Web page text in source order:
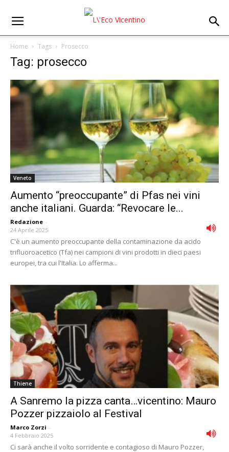
Home Tags Prosecco
Tag: prosecco
Veneto
Aumento “preoccupante” di Pfas nei vini
anche italiani. Guarda: “Revocare le...
Redazione -
24 Aprile 2025
C'è un aumento preoccupante della contaminazione da acido
trifluoroacetico (Tfa) nei campioni di vini prodotti in dieci paesi
europei, tra cui l'Italia. Lo afferma...
Thiene
A Sanremo la pizza canta…vicentino: Mauro
Pozzer pizzaiolo al Festival
Marco Zorzi -
4 Febbraio 2025
Ci sarà anche il volto sorridente e contagioso di Mauro Pozzer,